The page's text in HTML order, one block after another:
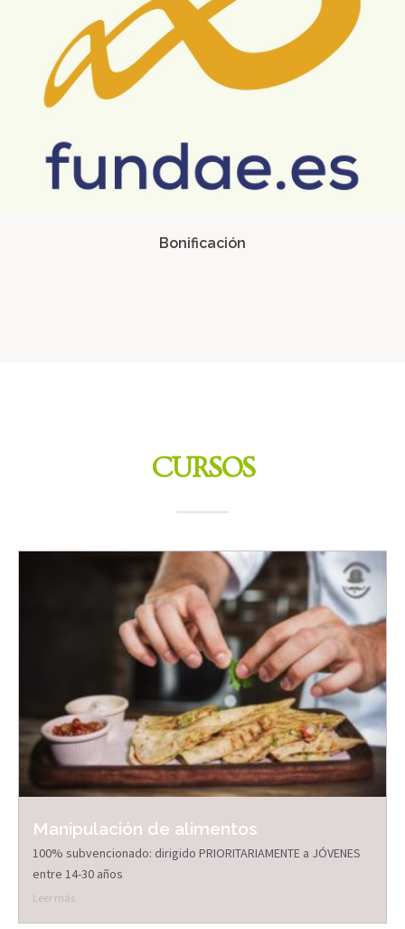
Bonificación
CURSOS
Manipulación de alimentos
100% subvencionado: dirigido PRIORITARIAMENTE a JÓVENES
entre 14-30 años
Leer más